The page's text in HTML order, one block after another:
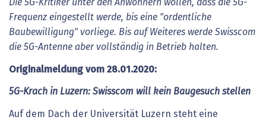
Die 5G-Kritiker unter den Anwohnern wollen, dass die 5G-
Frequenz eingestellt werde, bis eine "ordentliche
Baubewilligung" vorliege. Bis auf Weiteres werde Swisscom
die 5G-Antenne aber vollständig in Betrieb halten.
Originalmeldung vom 28.01.2020:
5G-Krach in Luzern: Swisscom will kein Baugesuch stellen
Auf dem Dach der Universität Luzern steht eine